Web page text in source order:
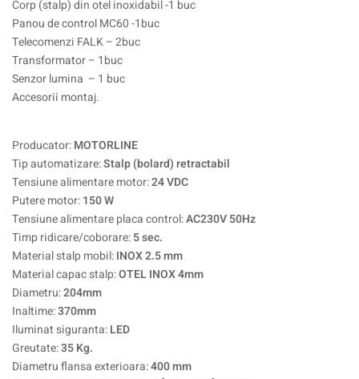
Corp (stalp) din otel inoxidabil -1 buc
Panou de control MC60 -1buc
Telecomenzi FALK – 2buc
Transformator – 1buc
Senzor lumina – 1 buc
Accesorii montaj.
Producator:MOTORLINE
Tip automatizare:Stalp (bolard) retractabil
Tensiune alimentare motor:24 VDC
Putere motor:150 W
Tensiune alimentare placa control:AC230V 50Hz
Timp ridicare/coborare:5 sec.
Material stalp mobil:INOX 2.5 mm
Material capac stalp:OTEL INOX 4mm
Diametru:204mm
Inaltime:370mm
Iluminat siguranta:LED
Greutate:35 Kg.
Diametru flansa exterioara:400 mm